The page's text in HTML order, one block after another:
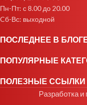
Пн-Пт: с 8.00 до 20.00
Cб-Вс: выходной
ПОСЛЕДНЕЕ В
ПОПУЛЯРНЫЕ
ПОЛЕЗНЫЕ ССЫЛКИ
Разработка и